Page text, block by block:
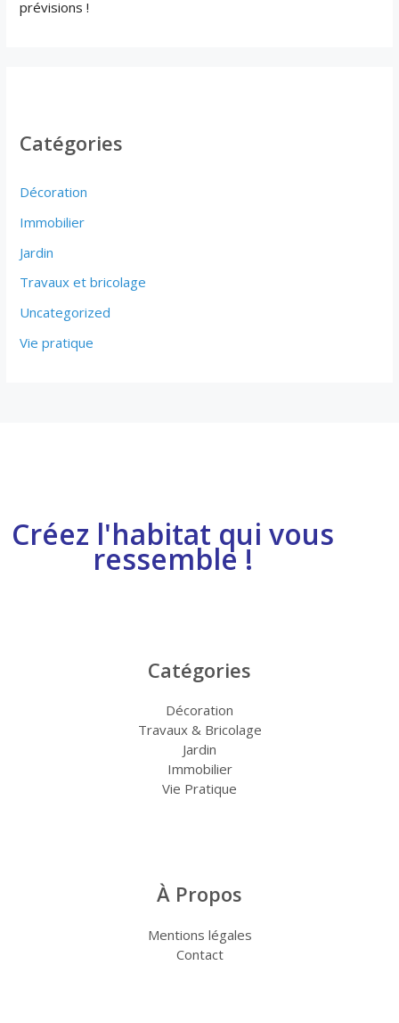
prévisions !
Catégories
Décoration
Immobilier
Jardin
Travaux et bricolage
Uncategorized
Vie pratique
Créez l'habitat qui vous
ressemble !
Catégories
Décoration
Travaux & Bricolage
Jardin
Immobilier
Vie Pratique
À Propos
Mentions légales
Contact